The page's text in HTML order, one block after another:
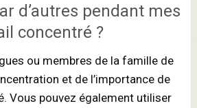
d’autres pendant mes
concentré ?
ou membres de la famille de
et de l’importance de
Vous pouvez également utiliser